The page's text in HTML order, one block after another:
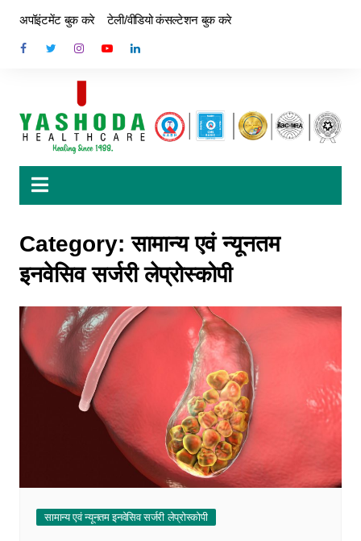
अपॉइंटमेंट बुक करे टेली/वीडियो कंसल्टेशन बुक करे
Category:सामान्य एवं न्यूनतम
इनवेसिव सर्जरी लेप्रोस्कोपी
सामान्य एवं न्यूनतम इनवेसिव सर्जरी लेप्रोस्कोपी